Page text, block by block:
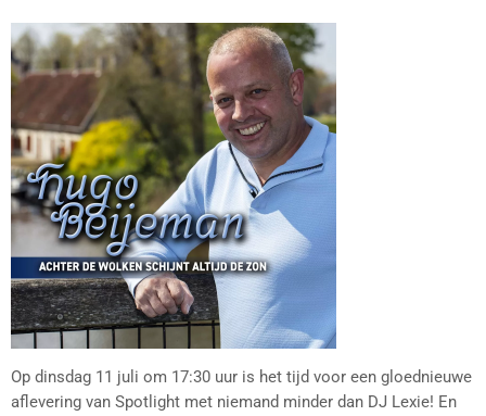
Op dinsdag 11 juli om 17:30 uur is het tijd voor een gloednieuwe
aflevering van Spotlight met niemand minder dan DJ Lexie! En